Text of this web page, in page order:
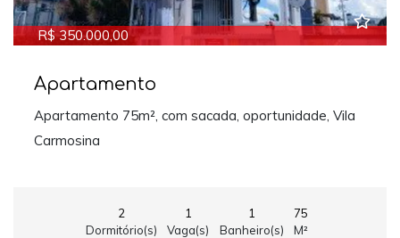
R$ 350.000,00
Apartamento
Apartamento 75m², com sacada, oportunidade, Vila
Carmosina
2
Dormitório(s)
1
Vaga(s)
1
Banheiro(s)
75
M²